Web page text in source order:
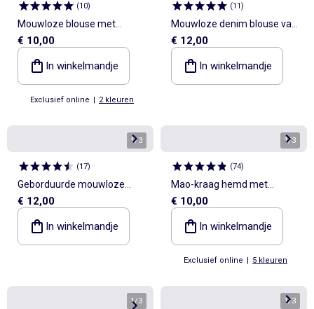
(10)
Mouwloze blouse met
ruches en strikken
€ 10,00
In winkelmandje
Exclusief online | 2 kleuren
(11)
Mouwloze denim blouse van
katoen
€ 12,00
In winkelmandje
1/3
(17)
Geborduurde mouwloze
blouse
€ 12,00
In winkelmandje
1/3
(74)
Mao-kraag hemd met
oprolbare mouwen
€ 10,00
In winkelmandje
Exclusief online | 5 kleuren
1/3 1/3